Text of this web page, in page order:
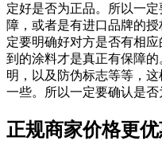
定好是否为正品。所以一
障，或者是有进口品牌的
定要明确好对方是否有相
到的涂料才是真正有保障
明，以及防伪标志等等，
一些。所以一定要确认是否
正规商家价格更